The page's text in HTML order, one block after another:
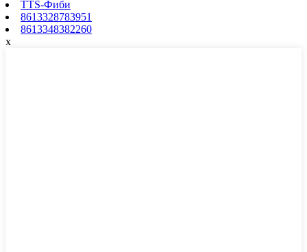
TTS-Фиби
8613328783951
8613348382260
x